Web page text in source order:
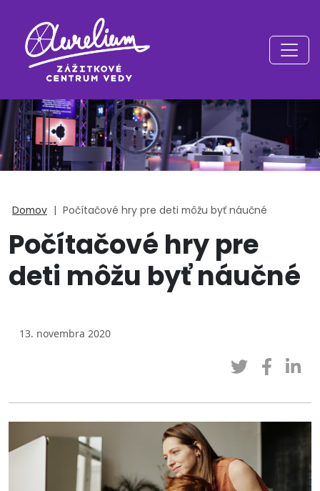
Domov | Počítačové hry pre deti môžu byť náučné
Počítačové hry pre
deti môžu byť náučné
13. novembra 2020